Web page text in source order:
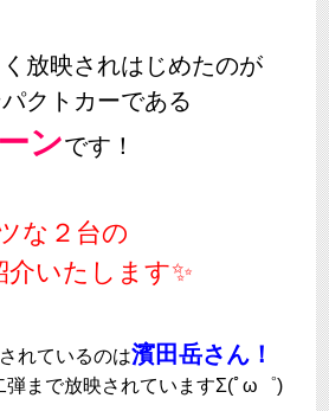
放映されはじめたのが
クトカーである
ンです！
な２台の
いたします✨
れているのは濱田岳さん！
弾まで放映されていますΣ(ﾟω゜)